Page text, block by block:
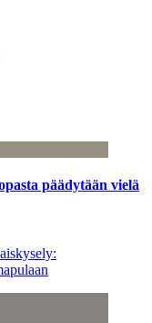
päädytään vielä